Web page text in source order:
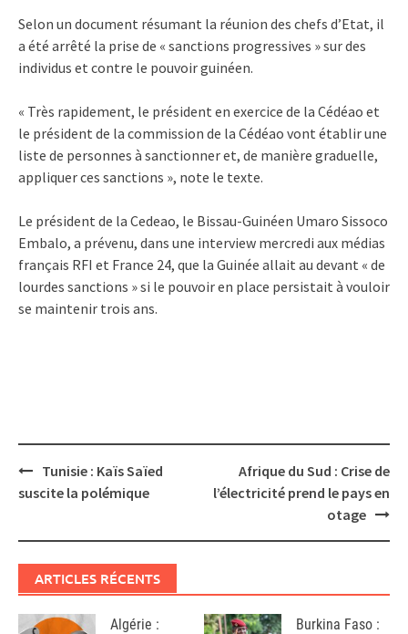
Selon un document résumant la réunion des chefs d’Etat, il
a été arrêté la prise de « sanctions progressives » sur des
individus et contre le pouvoir guinéen.
« Très rapidement, le président en exercice de la Cédéao et
le président de la commission de la Cédéao vont établir une
liste de personnes à sanctionner et, de manière graduelle,
appliquer ces sanctions », note le texte.
Le président de la Cedeao, le Bissau-Guinéen Umaro Sissoco
Embalo, a prévenu, dans une interview mercredi aux médias
français RFI et France 24, que la Guinée allait au devant « de
lourdes sanctions » si le pouvoir en place persistait à vouloir
se maintenir trois ans.
Post
navigation
Tunisie : Kaïs Saïed
suscite la polémique
Afrique du Sud : Crise de
l’électricité prend le pays en
otage
ARTICLES RÉCENTS
Algérie :
Burkina Faso :